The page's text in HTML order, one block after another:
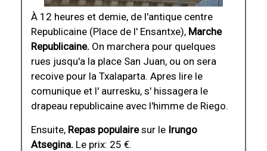
À 12 heures et demie, de l'antique centre
Republicaine (Place de l' Ensantxe), Marche
Republicaine. On marchera pour quelques
rues jusqu'a la place San Juan, ou on sera
recoive pour la Txalaparta. Apres lire le
comunique et l' aurresku, s' hissagera le
drapeau republicaine avec l'himme de Riego.
Ensuite, Repas populairesur le Irungo
Atsegina. Le prix: 25 €.